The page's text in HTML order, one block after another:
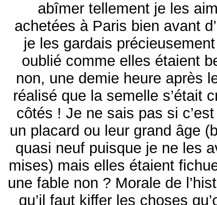
abîmer tellement je les
achetées à Paris bien avant
je les gardais
oublié comme elles étaient
non, une demie heure après
réalisé que la semelle s’était
côtés ! Je ne sais pas si
un placard ou leur grand âge
quasi neuf puisque je ne les
mises) mais elles étaient
une fable non ? Morale de
qu’il faut kiffer les choses